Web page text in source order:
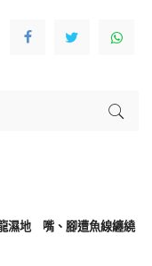
應了這個召喚。」
改變。父母埋葬了
致，致力於捍衛外交
濕地 嘴、腳遭魚線纏繞